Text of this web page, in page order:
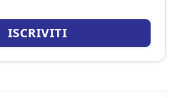
ISCRIVITI